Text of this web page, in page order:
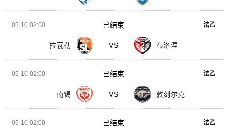
05-10 02:00 法乙
拉瓦勒 VS 布洛涅
已结束
05-10 02:00 法乙
南锡 VS 敦刻尔克
已结束
05-10 02:00 法乙
已结束